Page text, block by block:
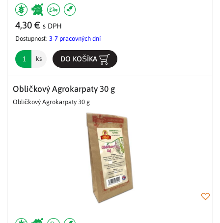
4,30 € s DPH
Dostupnosť: 3-7 pracovných dní
ks DO KOŠÍKA
Obličkový Agrokarpaty 30 g
Obličkový Agrokarpaty 30 g